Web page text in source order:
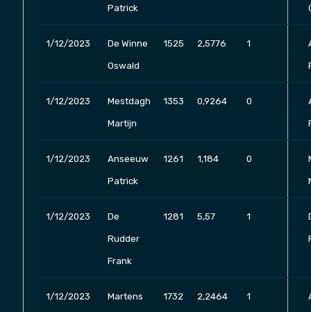
Patrick
1/12/2023 De Winne
Oswald
1525 2,5776 1
1/12/2023 Mestdagh
Martijn
1353 0,9264 0
1/12/2023 Anseeuw
Patrick
1261 1,184 0
1/12/2023 De
Rudder
Frank
1281 5,57 1
1/12/2023 Martens 1732 2,2464 1